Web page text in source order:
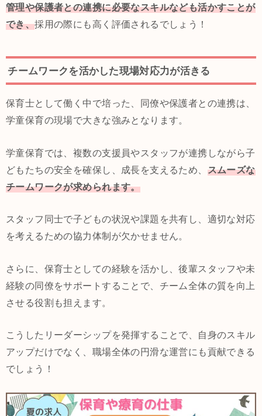
管理や保護者との連携に必要なスキルなども活かすことが
でき、採用の際にも高く評価されるでしょう！
チームワークを活かした現場対応力が活きる
保育士として働く中で培った、同僚や保護者との連携は、
学童保育の現場で大きな強みとなります。
学童保育では、複数の支援員やスタッフが連携しながら子
どもたちの安全を確保し、成長を支えるため、 スムーズな
チームワークが求められます。
スタッフ同士で子どもの状況や課題を共有し、適切な対応
を考えるための協力体制が欠かせません。
さらに、保育士としての経験を活かし、後輩スタッフや未
経験の同僚をサポートすることで、チーム全体の質を向上
させる役割も担えます。
こうしたリーダーシップを発揮することで、自身のスキル
アップだけでなく、職場全体の円滑な運営にも貢献できる
でしょう！